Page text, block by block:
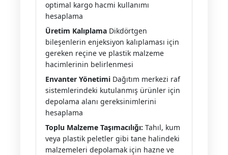
optimal kargo hacmi kullanımı
hesaplama
Üretim KalıplamaDikdörtgen
bileşenlerin enjeksiyon kalıplaması için
gereken reçine ve plastik malzeme
hacimlerinin belirlenmesi
Envanter YönetimiDağıtım merkezi raf
sistemlerindeki kutulanmış ürünler için
depolama alanı gereksinimlerini
hesaplama
Toplu Malzeme Taşımacılığı: Tahıl, kum
veya plastik peletler gibi tane halindeki
malzemeleri depolamak için hazne ve